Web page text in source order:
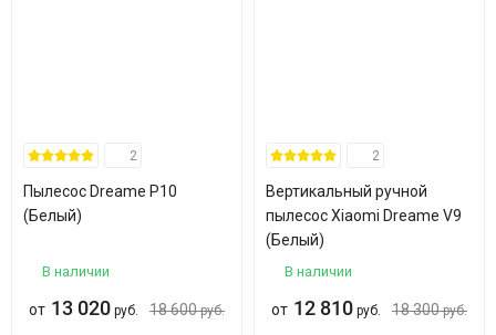
2
Пылесос Dreame P10
(Белый)
В наличии
от 13 020 руб. 18 600 руб.
2
Вертикальный ручной
пылесос Xiaomi Dreame V9
(Белый)
В наличии
от 12 810 руб. 18 300 руб.